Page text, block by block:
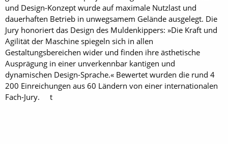
und Design-Konzept wurde auf maximale Nutzlast und
dauerhaften Betrieb in unwegsamem Gelände ausgelegt. Die
Jury honoriert das Design des Muldenkippers: »Die Kraft und
Agilität der Maschine spiegeln sich in allen
Gestaltungsbereichen wider und finden ihre ästhetische
Ausprägung in einer unverkennbar kantigen und
dynamischen Design-Sprache.« Bewertet wurden die rund 4
200 Einreichungen aus 60 Ländern von einer internationalen
Fach-Jury. t